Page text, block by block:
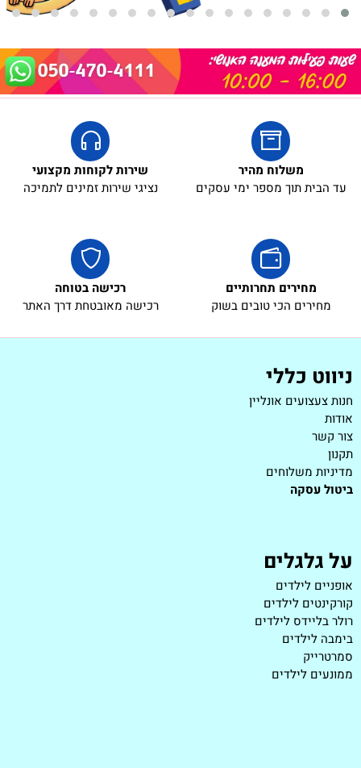
משלוח מהיר
עד הבית תוך מספר ימי עסקים
שירות לקוחות מקצועי
נציגי שירות זמינים לתמיכה
מחירים תחרותיים
מחירים הכי טובים בשוק
רכישה בטוחה
רכישה מאובטחת דרך האתר
ניווט כללי
חנות צעצועים אונליין
אודות
צור קשר
תקנון
מדיניות משלוחים
ביטול עסקה
על גלגלים
אופניים לילדים
קורקינטים לילדים
רולר בליידס לילדים
בימבה לילדים
סמרטרייק
ממונעים לילדים